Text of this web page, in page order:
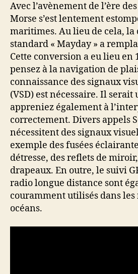
Avec l’avènement de l’ère
Morse s’est lentement
maritimes. Au lieu de cela, la
standard « Mayday » a
Cette conversion a eu lieu en
pensez à la navigation de
connaissance des signaux
(VSD) est nécessaire. Il serait
appreniez également à
correctement. Divers appels
nécessitent des signaux
exemple des fusées
détresse, des reflets de
drapeaux. En outre, le suivi
radio longue distance sont
couramment utilisés dans les
océans.